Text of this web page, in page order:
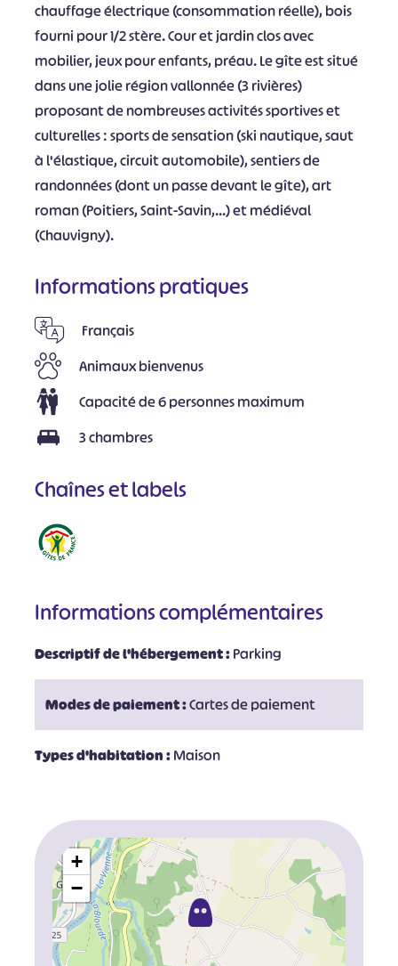
chauffage électrique (consommation réelle), bois
fourni pour 1/2 stère. Cour et jardin clos avec
mobilier, jeux pour enfants, préau. Le gîte est situé
dans une jolie région vallonnée (3 rivières)
proposant de nombreuses activités sportives et
culturelles : sports de sensation (ski nautique, saut
à l'élastique, circuit automobile), sentiers de
randonnées (dont un passe devant le gîte), art
roman (Poitiers, Saint-Savin,...) et médiéval
(Chauvigny).
Informations pratiques
Français
Animaux bienvenus
Capacité de 6 personnes maximum
3 chambres
Chaînes et labels
Informations complémentaires
Descriptif de l'hébergement :Parking
Modes de paiement :Cartes de paiement
Types d'habitation :Maison
+
−